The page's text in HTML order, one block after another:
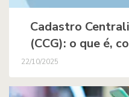
Cadastro
(CCG): o que é,
22/10/2025